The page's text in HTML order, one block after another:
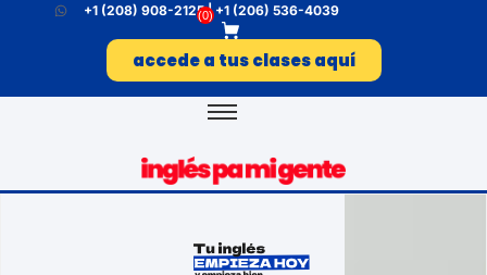
+1 (208) 908-2125 | +1 (206) 536-4039
(0)
accede a tus clases aquí